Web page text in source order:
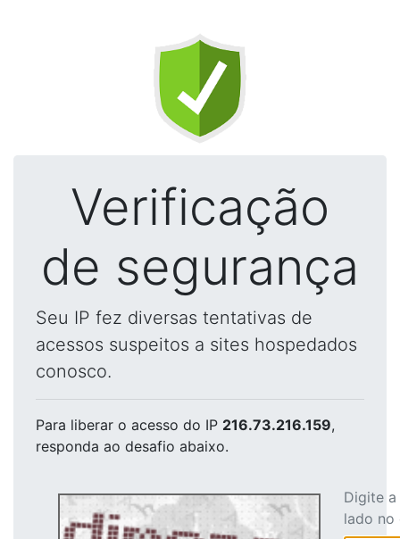
Verificação
de segurança
Seu IP fez diversas tentativas de
acessos suspeitos a sites hospedados
conosco.
Para liberar o acesso do IP 216.73.216.159,
responda ao desafio abaixo.
Digite
lado no